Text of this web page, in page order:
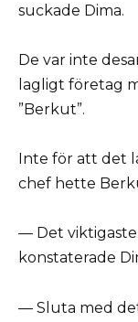
suckade Dima.
De var inte
lagligt företag
”Berkut”.
Inte för att det
chef hette
— Det
konstaterade
— Sluta med